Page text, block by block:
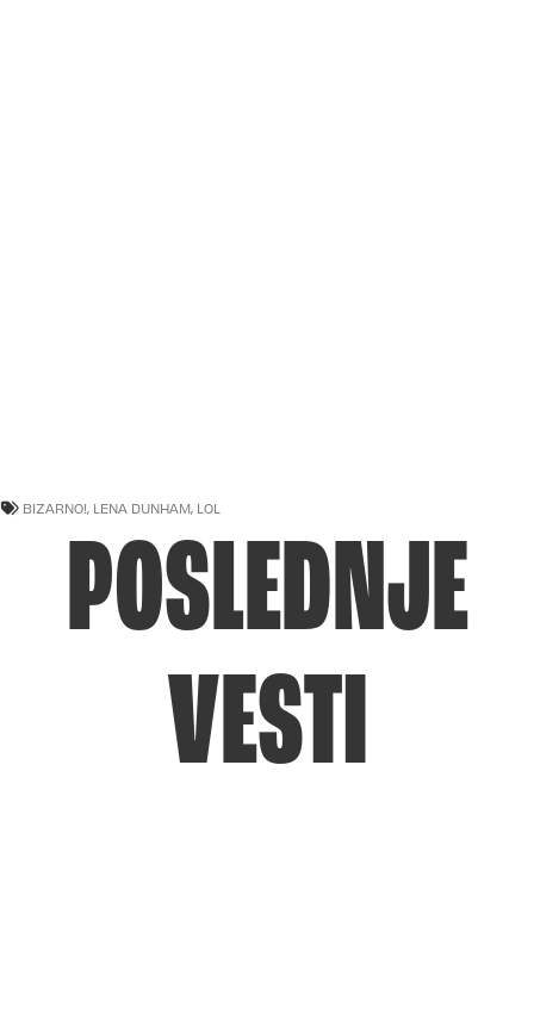
BIZARNO!, LENA DUNHAM, LOL
POSLEDNJE
VESTI